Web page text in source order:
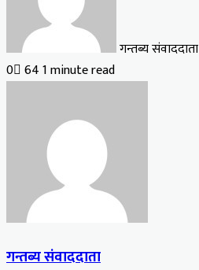
गन्तब्य संवाददाता
0 641 minute read
गन्तब्य संवाददाता